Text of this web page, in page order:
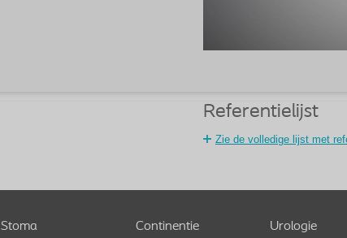
Referentielijst
Zie de volledige lijst met
Stoma Continentie Urologie